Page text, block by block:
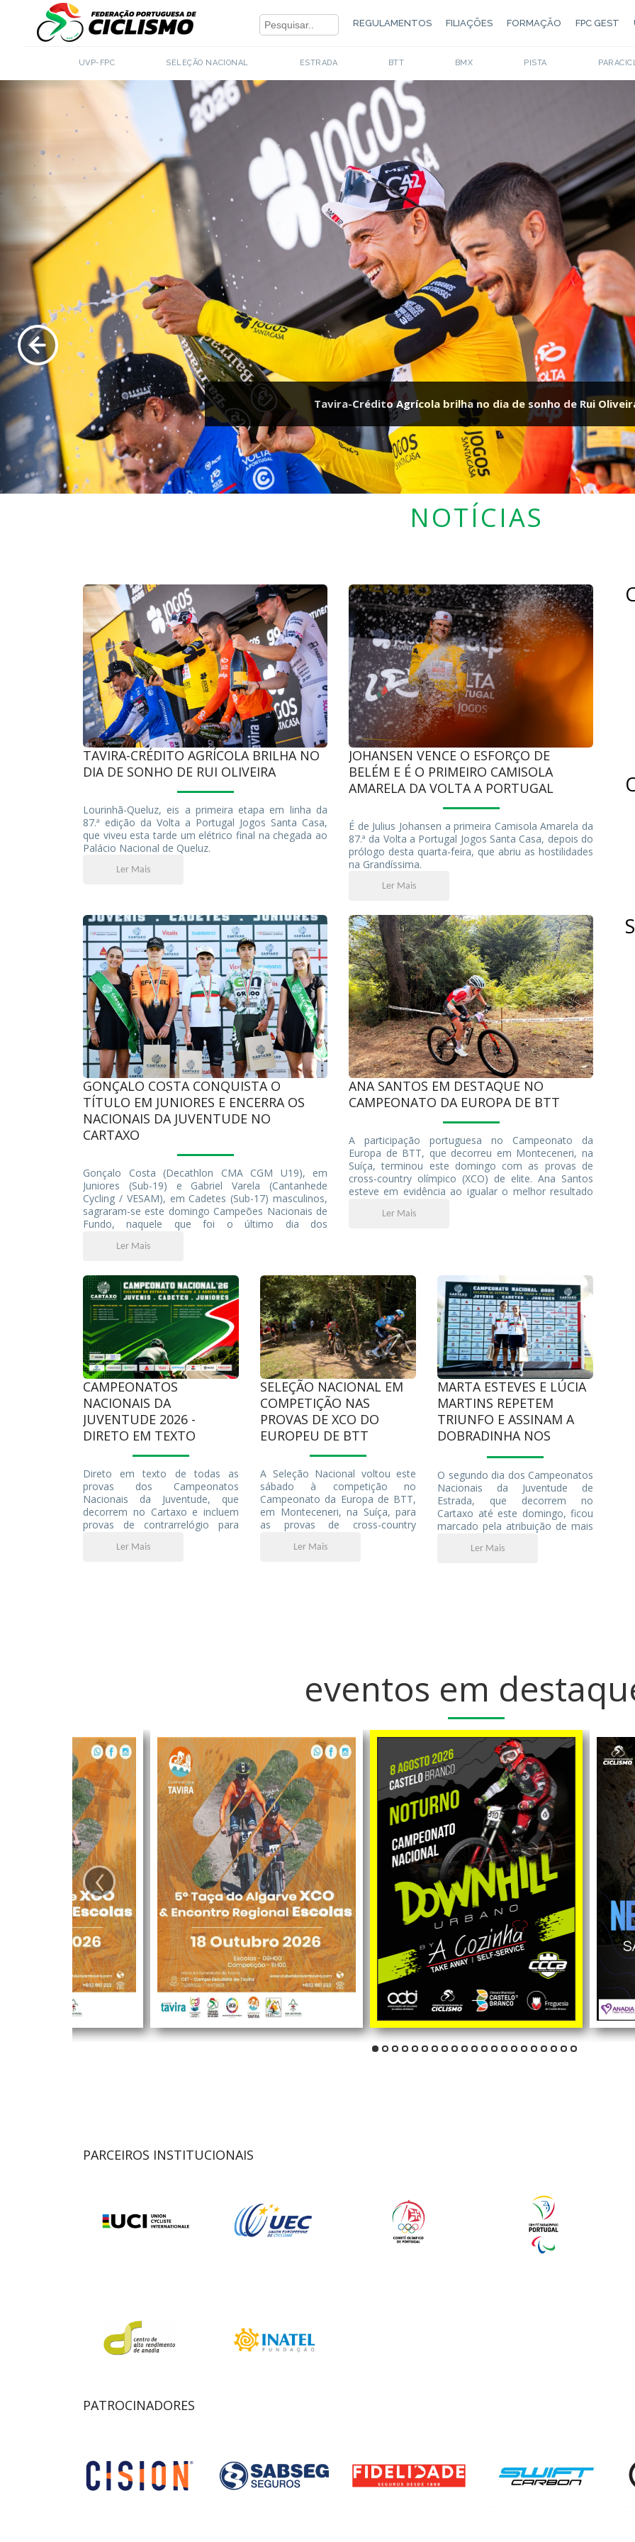
REGULAMENTOS FILIAÇÕES FORMAÇÃO FPC GEST
UVP-FPC SELEÇÃO NACIONAL ESTRADA BTT BMX PISTA
Tavira-Crédito Agrícola brilha no dia de sonho de Rui
NOTÍCIAS
TAVIRA-CRÉDITO AGRÍCOLA BRILHA NO
DIA DE SONHO DE RUI OLIVEIRA
Lourinhã-Queluz, eis a primeira etapa em linha da
87.ª edição da Volta a Portugal Jogos Santa Casa,
que viveu esta tarde um elétrico final na chegada ao
Palácio Nacional de Queluz.
Ler Mais
JOHANSEN VENCE O ESFORÇO DE
BELÉM E É O PRIMEIRO CAMISOLA
AMARELA DA VOLTA A PORTUGAL
É de Julius Johansen a primeira Camisola Amarela da
87.ª da Volta a Portugal Jogos Santa Casa, depois do
prólogo desta quarta-feira, que abriu as hostilidades
na Grandíssima.
Ler Mais
GONÇALO COSTA CONQUISTA O
TÍTULO EM JUNIORES E ENCERRA OS
NACIONAIS DA JUVENTUDE NO
CARTAXO
Gonçalo Costa (Decathlon CMA CGM U19), em
Juniores (Sub-19) e Gabriel Varela (Cantanhede
Cycling / VESAM), em Cadetes (Sub-17) masculinos,
sagraram-se este domingo Campeões Nacionais de
Fundo, naquele que foi o último dia dos
Cartaxo foi palco das derradeiras decisões de uma
melhores jovens corredores portugueses.
Ler Mais
ANA SANTOS EM DESTAQUE NO
CAMPEONATO DA EUROPA DE BTT
A participação portuguesa no Campeonato da
Europa de BTT, que decorreu em Monteceneri, na
Suíça, terminou este domingo com as provas de
cross-country olímpico (XCO) de elite. Ana Santos
esteve em evidência ao igualar o melhor resultado
num Campeonato da Europa.
Ler Mais
CAMPEONATOS
NACIONAIS DA
JUVENTUDE 2026 -
DIRETO EM TEXTO
Direto em texto de todas as
provas dos Campeonatos
Nacionais da Juventude, que
decorrem no Cartaxo e incluem
provas de contrarrelógio para
(Juniores) e provas de fundo para
Ler Mais
SELEÇÃO NACIONAL EM
COMPETIÇÃO NAS
PROVAS DE XCO DO
EUROPEU DE BTT
A Seleção Nacional voltou este
sábado à competição no
Campeonato da Europa de BTT,
em Monteceneri, na Suíça, para
as provas de cross-country
júnior e sub-23 masculinos. Hugo
Ler Mais
MARTA ESTEVES E LÚCIA
MARTINS REPETEM
TRIUNFO E ASSINAM A
DOBRADINHA NOS
NACIONAIS DA
JUVENTUDE
O segundo dia dos Campeonatos
Nacionais da Juventude de
Estrada, que decorrem no
Cartaxo até este domingo, ficou
marcado pela atribuição de mais
provas de Fundo. Depois dos
e o bom desempenho, ao
conquistarem também os títulos
nacionais de Fundo, nas
categorias Sub-19 e Sub-17,
respetivamente.
Ler Mais
eventos em
‹
PARCEIROS INSTITUCIONAIS
PATROCINADORES